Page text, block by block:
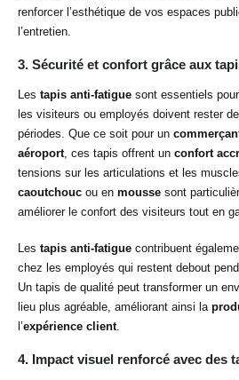
renforcer l’esthétique de vos espaces
l’entretien.
3. Sécurité et confort grâce aux
Les tapis anti-fatigue sont essentiels
les visiteurs ou employés doivent rester
périodes. Que ce soit pour un
aéroport, ces tapis offrent un confort
tensions sur les articulations et les
caoutchouc ou en mousse sont
améliorer le confort des visiteurs tout en
Les tapis anti-fatigue contribuent
chez les employés qui restent debout
Un tapis de qualité peut transformer un
lieu plus agréable, améliorant ainsi la
l’expérience client
4. Impact visuel renforcé avec des